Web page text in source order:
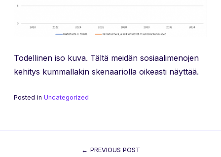
Todellinen iso kuva. Tältä meidän sosiaalimenojen
kehitys kummallakin skenaariolla oikeasti näyttää.
Posted in Uncategorized
PREVIOUS POST